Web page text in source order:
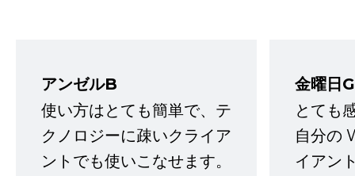
アンゼルB
使い方はとても簡単で、テ
クノロジーに疎いクライア
ントでも使いこなせます。
金曜日G
とても
自分の
イアン